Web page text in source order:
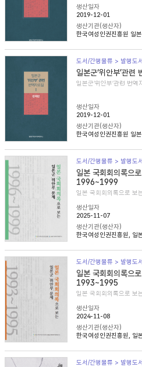
생산일자
2019-12-01
생산기관(생산자)
한국여성인권진흥원 일
도서/간행물류 > 발행도서
일본군‘위안부’관련
일본군‘위안부’관련 번
생산일자
2019-12-01
생산기관(생산자)
한국여성인권진흥원 일
도서/간행물류 > 발행도서
일본 국회회의록으
1996~1999
일본 국회회의록으로 보
생산일자
2025-11-07
생산기관(생산자)
도서/간행물류 > 발행도서
일본 국회회의록으
1993~1995
일본 국회회의록으로
생산일자
2024-11-08
생산기관(생산자)
도서/간행물류 > 발행도서